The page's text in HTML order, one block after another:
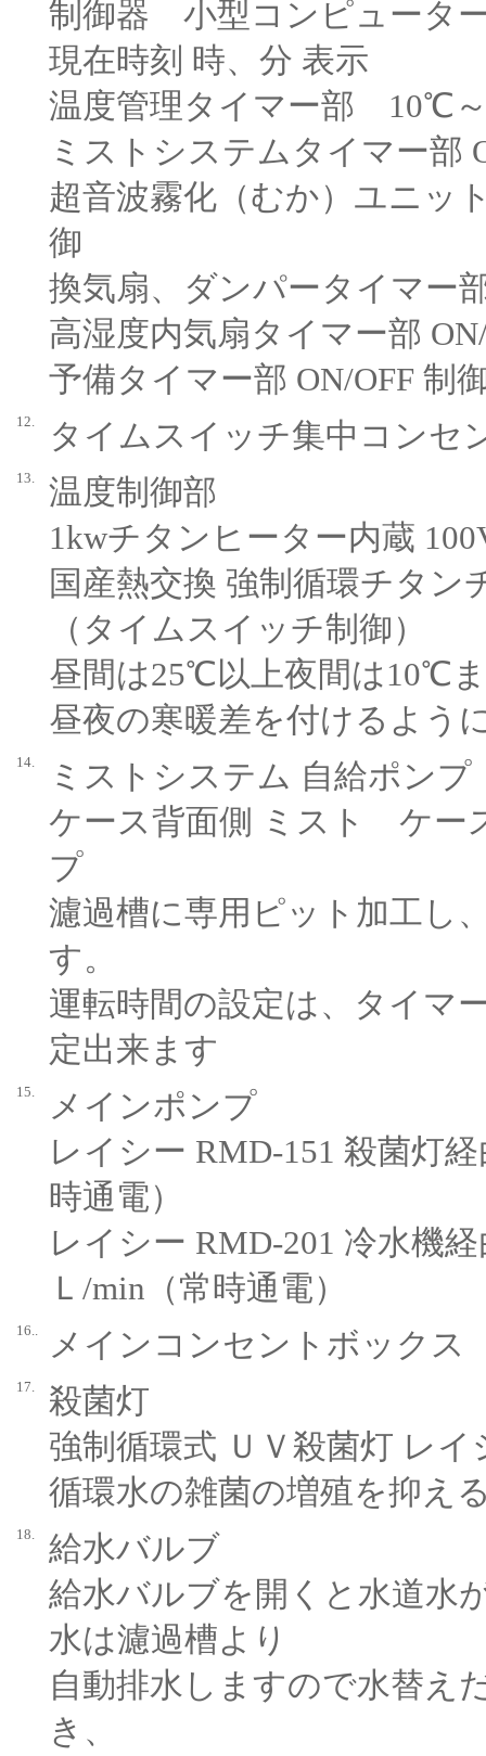
制御器 小型コンピュータ
現在時刻 時、分 表示
温度管理タイマー部 10℃
ミストシステムタイマー部
超音波霧化（むか）ユニッ
御
換気扇、ダンパータイマー
高湿度内気扇タイマー部
予備タイマー部 ON/OFF 制
12. タイムスイッチ集中コンセ
13.
温度制御部
1kwチタンヒーター内蔵
国産熱交換 強制循環チタン
（タイムスイッチ制御）
昼間は25℃以上夜間は10℃
昼夜の寒暖差を付けるよう
14.
ミストシステム 自給ポンプ
ケース背面側 ミスト ケー
プ
濾過槽に専用ピット加工し
す。
運転時間の設定は、タイマ
定出来ます
15.
メインポンプ
レイシー RMD-151 殺菌灯
時通電）
レイシー RMD-201 冷水機
Ｌ/min（常時通電）
16.. メインコンセントボックス
17.
殺菌灯
強制循環式 ＵＶ殺菌灯 レイ
循環水の雑菌の増殖を抑え
18.
給水バルブ
給水バルブを開くと水道水
水は濾過槽より
自動排水しますので水替え
き、